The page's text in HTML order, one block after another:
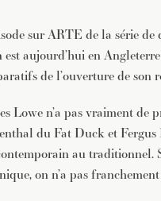
sur ARTE de la série
est aujourd’hui en
de l’ouverture de son
Lowe n’a pas vraiment
du Fat Duck et Fergus
au traditionnel.
on n’a pas
JE M'INSCRIS
Pour recevoir